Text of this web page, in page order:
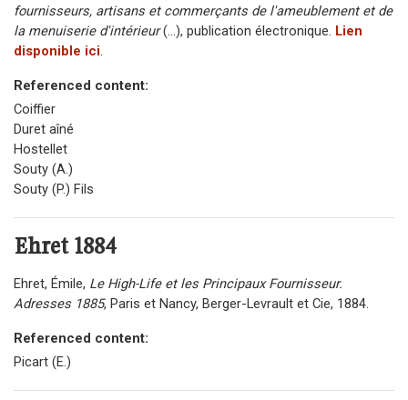
fournisseurs, artisans et commerçants de l'ameublement et de
la menuiserie d'intérieur(...), publication électronique. Lien
disponible ici
Referenced content:
Coiffier
Duret aîné
Hostellet
Souty (A.)
Souty (P.) Fils
Ehret1884
Ehret, Émile, Le High-Life et les Principaux Fournisseur.
Adresses 1885, Paris et Nancy, Berger-Levrault et Cie, 1884.
Referenced content:
Picart (E.)